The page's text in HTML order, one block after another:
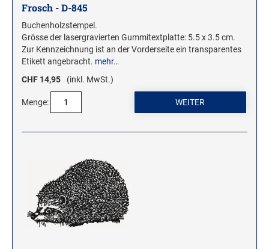
Frosch - D-845
Buchenholzstempel.
Grösse der lasergravierten Gummitextplatte: 5.5 x 3.5 cm.
Zur Kennzeichnung ist an der Vorderseite ein transparentes
Etikett angebracht. mehr…
CHF 14,95
(inkl. MwSt.)
Menge: